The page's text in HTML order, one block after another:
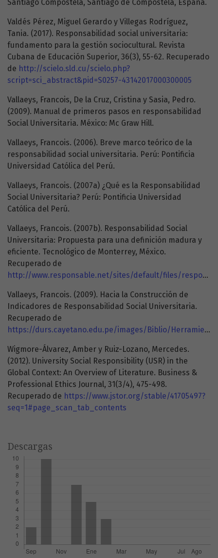
Santiago Compostela, Santiago de Compostela, España.
Valdés Pérez, Miguel Gerardo y Villegas Rodríguez,
Tania. (2017). Responsabilidad social universitaria:
fundamento para la gestión sociocultural. Revista
Cubana de Educación Superior, 36(3), 55-62. Recuperado
de http://scielo.sld.cu/scielo.php?
script=sci_abstract&pid=S0257-43142017000300005
Vallaeys, Francois, De la Cruz, Cristina y Sasia, Pedro.
(2009). Manual de primeros pasos en responsabilidad
Social Universitaria. México: Mc Graw Hill.
Vallaeys, Francois. (2006). Breve marco teórico de la
responsabilidad social universitaria. Perú: Pontificia
Universidad Católica del Perú.
Vallaeys, Francois. (2007a) ¿Qué es la Responsabilidad
Social Universitaria? Perú: Pontificia Universidad
Católica del Perú.
Vallaeys, Francois. (2007b). Responsabilidad Social
Universitaria: Propuesta para una definición madura y
eficiente. Tecnológico de Monterrey, México.
Recuperado de
http://www.responsable.net/sites/default/files/responsabilidad_social_universitaria_francois_vallaeys.pdf
Vallaeys, Francois. (2009). Hacia la Construcción de
Indicadores de Responsabilidad Social Universitaria.
Recuperado de
https://durs.cayetano.edu.pe/images/Biblio/HerramientasRSU/HerramientasGestion/indicadoresrsu.pdf
Wigmore-Álvarez, Amber y Ruiz-Lozano, Mercedes.
(2012). University Social Responsibility (USR) in the
Global Context: An Overview of Literature. Business &
Professional Ethics Journal, 31(3/4), 475-498.
Recuperado de https://www.jstor.org/stable/41705497?
seq=1#page_scan_tab_contents
Descargas